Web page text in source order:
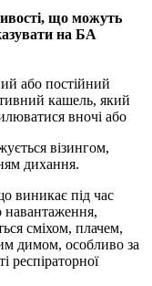
що можуть
на БА
або постійний
кашель, який
вночі або
візингом,
дихання.
виникає під час
навантаження,
сміхом, плачем,
димом, особливо за
респіраторної